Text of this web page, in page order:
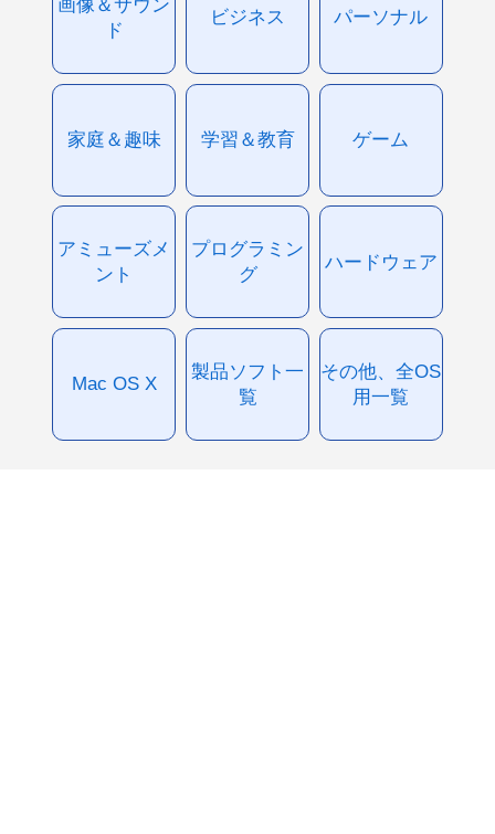
ド
ビジネス パーソナル
家庭＆趣味 学習＆教育 ゲーム
アミューズメ
ント
プログラミン
グ
ハードウェア
Mac OS X
製品ソフト一
覧
その他、全OS
用一覧